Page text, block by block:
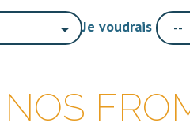
Je voudrais --